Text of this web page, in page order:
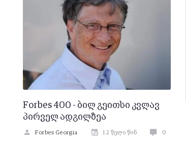
Forbes 400 - ბილ გეითსი კვლავ
პირველ ადგილზეა
Forbes Georgia 12 წელი წინ 0